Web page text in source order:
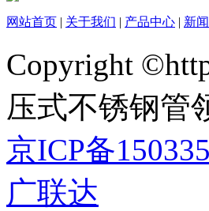
网站首页 | 关于我们 | 产品中心 | 新
Copyright
压式不锈钢管
京ICP备
广联达